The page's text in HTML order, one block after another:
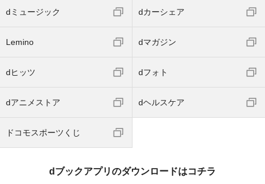
dミュージック dカーシェア
Lemino dマガジン
dヒッツ dフォト
dアニメストア dヘルスケア
ドコモスポーツくじ
dブックアプリのダウンロードはコチラ